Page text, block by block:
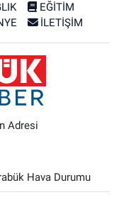
EĞİTİM
İLETİŞİM
Adresi
Hava Durumu